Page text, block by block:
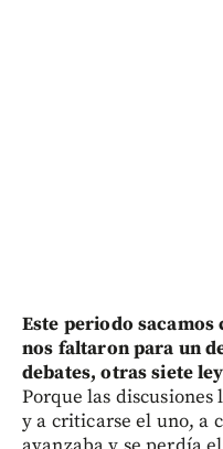
Este periodo sacamos
nos faltaron para un
debates, otras siete
Porque las discusiones
y a criticarse el uno, a